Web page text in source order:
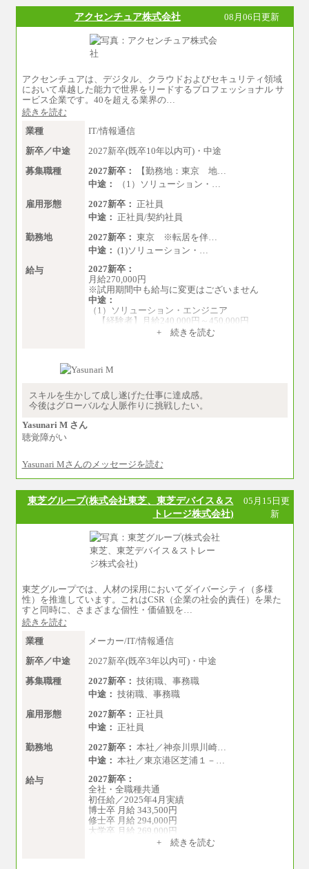
アクセンチュア株式会社 08月06日更新
アクセンチュアは、デジタル、クラウドおよびセキュリティ領域
において卓越した能力で世界をリードするプロフェッショナル サ
ービス企業です。40を超える業界の…
続きを読む
業種
IT/情報通信
新卒／中途
2027新卒(既卒10年以内可)・中途
募集職種
2027新卒：
【勤務地：東京 地…
中途：
（1）ソリューション・…
雇用形態
2027新卒： 正社員
中途： 正社員/契約社員
勤務地
2027新卒： 東京 ※転居を伴…
中途： (1)ソリューション・…
給与
2027新卒：
月給270,000円
※試用期間中も給与に変更はございません
中途：
（1）ソリューション・エンジニア
【経験者】月給240,000円～450,000円
※地域や業務内容によって変動がありま
す
（2）一般事務
月給210,000円～350,000円
※地域や業務内容によって変動があります
※試用期間中も給与に変更はございません
+ 続きを読む
スキルを生かして成し遂げた仕事に達成感。
今後はグローバルな人脈作りに挑戦したい。
Yasunari M さん
聴覚障がい
Yasunari Mさんのメッセージを読む
東芝グループ(株式会社東芝、東芝デバイス＆ス
トレージ株式会社)
05月15日更
新
東芝グループでは、人材の採用においてダイバーシティ（多様
性）を推進しています。これはCSR（企業の社会的責任）を果た
すと同時に、さまざまな個性・価値観を…
続きを読む
業種
メーカー/IT/情報通信
新卒／中途
2027新卒(既卒3年以内可)・中途
募集職種
2027新卒： 技術職、事務職
中途： 技術職、事務職
雇用形態
2027新卒： 正社員
中途： 正社員
勤務地
2027新卒： 本社／神奈川県川崎…
中途： 本社／東京港区芝浦１－…
給与
2027新卒：
全社・全職種共通
初任給／2025年4月実績
博士卒 月給 343,500円
修士卒 月給 294,000円
大学卒 月給 269,000円
※試用期間の給与に変更はございません
+ 続きを読む